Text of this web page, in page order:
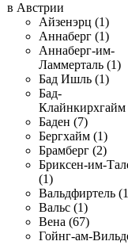
в Австрии
Айзенэрц (1)
Аннаберг (1)
Аннаберг-им-
Ламмерталь (1)
Бад Ишль (1)
Бад-
Клайнкирхгайм
Баден (7)
Бергхайм (1)
Брамберг (2)
Бриксен-им-
(1)
Вальдфиртель
Вальс (1)
Вена (67)
Гойнг-ам-